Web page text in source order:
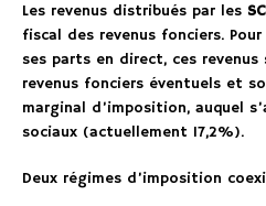
Les revenus distribués par les
fiscal des revenus fonciers.
ses parts en direct, ces
revenus fonciers éventuels et
marginal d’imposition, auquel
sociaux (actuellement 17,2%).
Deux régimes d’imposition